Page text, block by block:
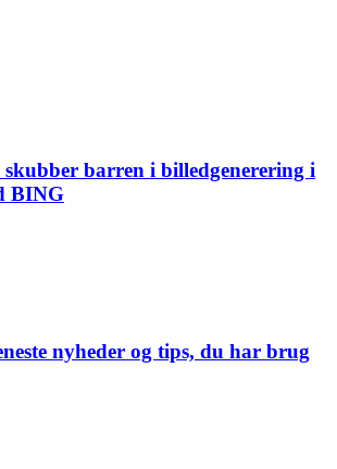
barren i billedgenerering i
BING
nyheder og tips, du har brug